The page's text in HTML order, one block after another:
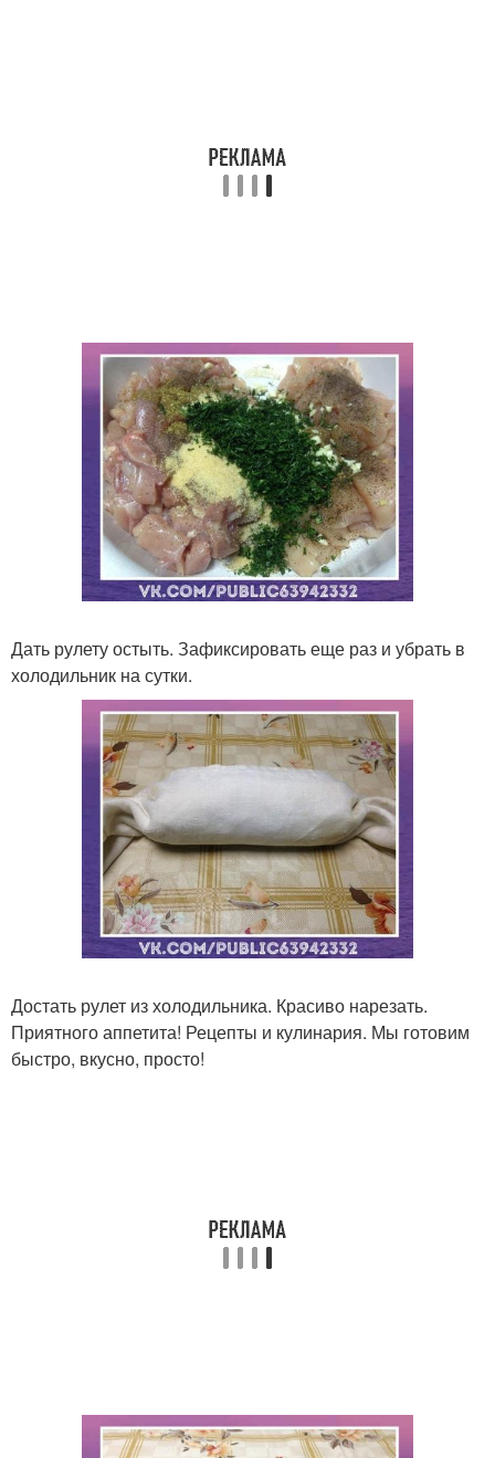
Дать рулету остыть. Зафиксировать еще раз и убрать в
холодильник на сутки.
Достать рулет из холодильника. Красиво нарезать.
Приятного аппетита! Рецепты и кулинария. Мы готовим
быстро, вкусно, просто!